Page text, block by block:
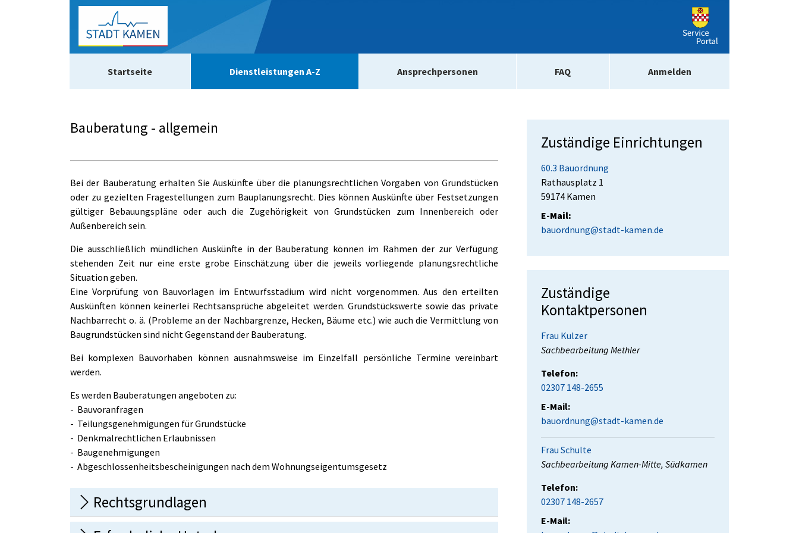
Startseite Dienstleistungen A-Z Ansprechpersonen FAQ Anmelden
Bauberatung - allgemein
Beschreibung
Bei der Bauberatung erhalten Sie Auskünfte über die planungsrechtlichen Vorgaben von Grundstücken
oder zu gezielten Fragestellungen zum Bauplanungsrecht. Dies können Auskünfte über Festsetzungen
gültiger Bebauungspläne oder auch die Zugehörigkeit von Grundstücken zum Innenbereich oder
Außenbereich sein.
Die ausschließlich mündlichen Auskünfte in der Bauberatung können im Rahmen der zur Verfügung
stehenden Zeit nur eine erste grobe Einschätzung über die jeweils vorliegende planungsrechtliche
Situation geben.
Eine Vorprüfung von Bauvorlagen im Entwurfsstadium wird nicht vorgenommen. Aus den erteilten
Auskünften können keinerlei Rechtsansprüche abgeleitet werden. Grundstückswerte sowie das private
Nachbarrecht o. ä. (Probleme an der Nachbargrenze, Hecken, Bäume etc.) wie auch die Vermittlung von
Baugrundstücken sind nicht Gegenstand der Bauberatung.
Bei komplexen Bauvorhaben können ausnahmsweise im Einzelfall persönliche Termine vereinbart
werden.
Es werden Bauberatungen angeboten zu:
- Bauvoranfragen
- Teilungsgenehmigungen für Grundstücke
- Denkmalrechtlichen Erlaubnissen
- Baugenehmigungen
- Abgeschlossenheitsbescheinigungen nach dem Wohnungseigentumsgesetz
Rechtsgrundlagen
Zuständige Einrichtungen
60.3 Bauordnung
Straße:
Rathausplatz Hausnummer:
1
PLZ:
59174 Ort:
Kamen
E-Mail:
bauordnung@stadt-kamen.de
Zuständige
Kontaktpersonen
Frau Kulzer
Position:
Sachbearbeitung Methler
Telefon:
02307 148-2655
E-Mail:
bauordnung@stadt-kamen.de
Frau Schulte
Position:
Sachbearbeitung Kamen-Mitte, Südkamen
Telefon:
02307 148-2657
E-Mail: